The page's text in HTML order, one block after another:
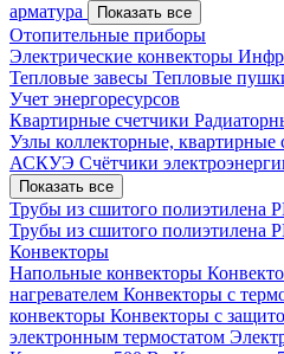
арматура
Показать все
Отопительные приборы
Электрические конвекторы
Тепловые завесы Тепловые
Учет энергоресурсов
Квартирные счетчики
Узлы коллекторные, квартирные
АСКУЭ Счётчики
Показать все
Трубы из сшитого полиэтилена
Трубы из сшитого полиэтилена
Конвекторы
Напольные конвекторы
нагревателем Конвекторы с
конвекторы Конвекторы с
электронным термостатом